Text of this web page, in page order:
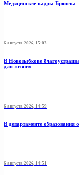
Медицинские кадры Брянска
6 августа 2026, 15:03
В Новозыбкове
для жизни»
6 августа 2026, 14:59
В департаменте образования
6 августа 2026, 14:51